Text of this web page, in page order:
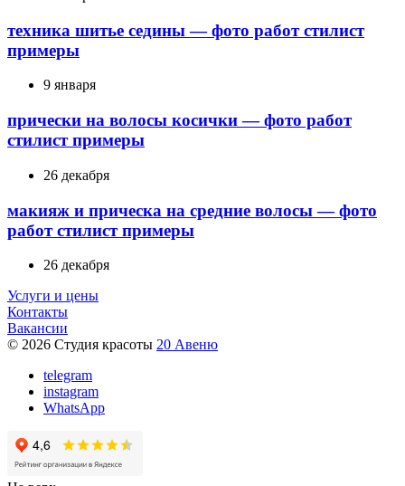
техника шитье седины — фото работ стилист
примеры
9 января
прически на волосы косички — фото работ
стилист примеры
26 декабря
макияж и прическа на средние волосы — фото
работ стилист примеры
26 декабря
Услуги и цены
Контакты
Вакансии
© 2026 Студия красоты 20 Авеню
telegram
instagram
WhatsApp